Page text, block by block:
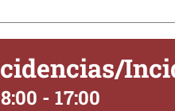
- 17:00